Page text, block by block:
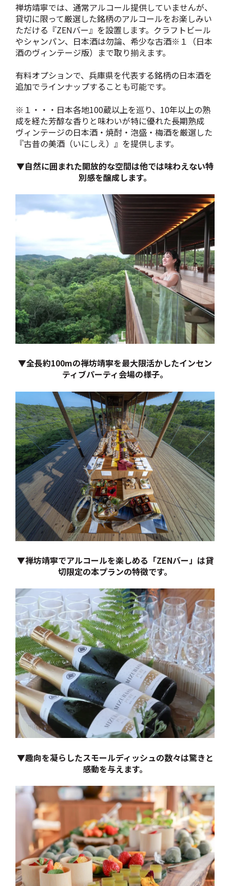
禅坊靖寧では、通常アルコール提供していませんが、
貸切に限って厳選した銘柄のアルコールをお楽しみい
ただける『ZENバー』を設置します。クラフトビール
やシャンパン、日本酒は勿論、希少な古酒※１（日本
酒のヴィンテージ版）まで取り揃えます。
有料オプションで、兵庫県を代表する銘柄の日本酒を
追加でラインナップすることも可能です。
※１・・・ 日本各地100蔵以上を巡り、10年以上の熟
成を経た芳醇な香りと味わいが特に優れた長期熟成
ヴィンテージの日本酒・焼酎・泡盛・梅酒を厳選した
『古昔の美酒（いにしえ）』を提供します。
▼自然に囲まれた開放的な空間は他では味わえない特
別感を醸成します。
▼全長約100mの禅坊靖寧を最大限活かしたインセン
ティブパーティ会場の様子。
▼禅坊靖寧でアルコールを楽しめる「ZENバー」は貸
切限定の本プランの特徴です。
▼趣向を凝らしたスモールディッシュの数々は驚きと
感動を与えます。